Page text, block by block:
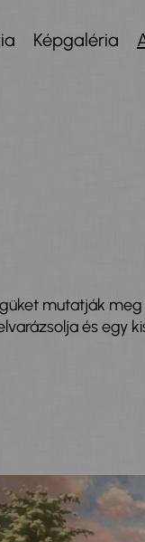
Képgaléria
mutatják meg
és egy